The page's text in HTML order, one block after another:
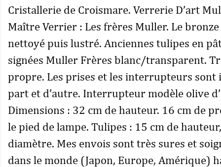
Cristallerie de Croismare. Verrerie D’art
Maître Verrier : Les frères Muller. Le
nettoyé puis lustré. Anciennes tulipes en
signées Muller Frères blanc/transparent.
propre. Les prises et les interrupteurs sont
part et d’autre. Interrupteur modèle olive
Dimensions : 32 cm de hauteur. 16 cm de
le pied de lampe. Tulipes : 15 cm de
diamètre. Mes envois sont très sures et
dans le monde (Japon, Europe, Amérique)